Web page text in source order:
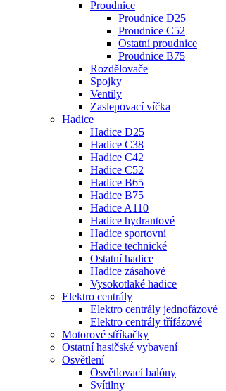
Proudnice
Proudnice D25
Proudnice C52
Ostatní proudnice
Proudnice B75
Rozdělovače
Spojky
Ventily
Zaslepovací víčka
Hadice
Hadice D25
Hadice C38
Hadice C42
Hadice C52
Hadice B65
Hadice B75
Hadice A110
Hadice hydrantové
Hadice sportovní
Hadice technické
Ostatní hadice
Hadice zásahové
Vysokotlaké hadice
Elektro centrály
Elektro centrály jednofázové
Elektro centrály třífázové
Motorové stříkačky
Ostatní hasičské vybavení
Osvětlení
Osvětlovací balóny
Svítilny